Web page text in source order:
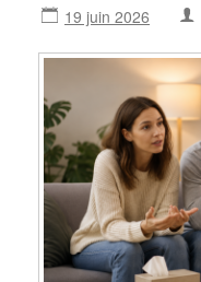
19 juin 2026